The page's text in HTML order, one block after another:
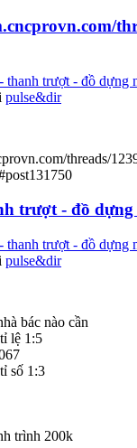
thanh trượt - đồ dựng
pulse&dir
threads/
trượt - đồ dựng
thanh trượt - đồ dựng
pulse&dir
bác nào cần
lệ 1:5
số 1:3
trình 200k